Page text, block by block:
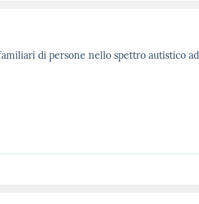
di persone nello spettro autistico ad